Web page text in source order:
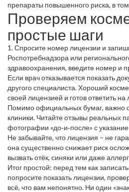
препараты повышенного риска, в
Лицензию выдаёт региональное
и её номер можно посмотреть в
должен иметь сертификат на
(гиалуроновый, поликапролактатный
копию лицензии, сертификаты и
Проверяем
простые шаги
1. Спросите номер лицензии и
Роспотребнадзора или
здравоохранения, введите номер и
Попросите увидеть диплом и
по филлерам – они должны быть
4. Обратите внимание на «красные
документов, общее обещание
объяснения процедуры, давление
Если врач отказывается показать
другого специалиста. Хороший
своей лицензией и готов ответить
Помимо официальных бумаг, важно
клиники. Читайте отзывы реальных
фотографии «до‑и‑после» с
Если в отзывах упоминаются
задуматься.
Не забывайте, что лицензия – не
она существенно снижает риск
вызвать отёк, синяки или даже
вводятся неквалифицированным
проверка документов – ваш первый
процедуре.
Итог простой: перед тем как
попросите показать лицензии,
всё, что вам непонятно. Ни один